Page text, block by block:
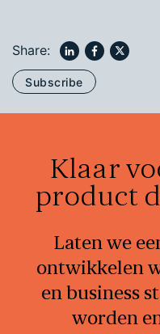
Share:
Subscribe
Klaar
product
Laten we
ontwikkelen
en business
worden